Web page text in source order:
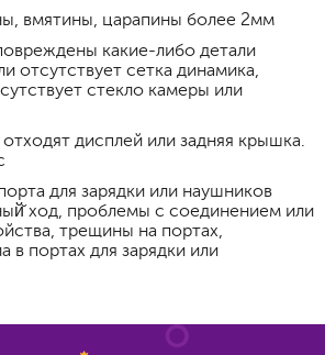
вмятины, царапины более 2мм
какие-либо детали
отсутствует сетка динамика,
стекло камеры или
дисплей или задняя крышка.
для зарядки или наушников
ход, проблемы с соединением или
трещины на портах,
в портах для зарядки или